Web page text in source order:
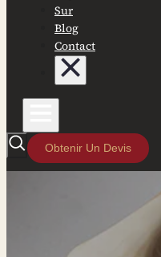
Sur
Blog
Contact
Obtenir Un Devis